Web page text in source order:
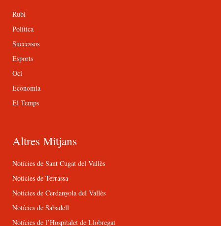
Rubí
Política
Successos
Esports
Oci
Economia
El Temps
Altres Mitjans
Notícies de Sant Cugat del Vallès
Notícies de Terrassa
Notícies de Cerdanyola del Vallès
Notícies de Sabadell
Notícies de l’Hospitalet de Llobregat